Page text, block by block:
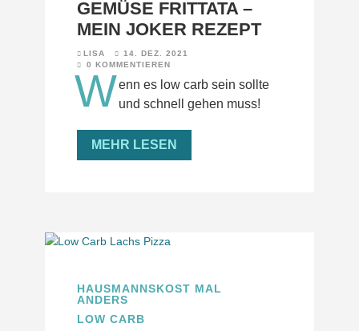
GEMÜSE FRITTATA –
MEIN JOKER REZEPT
LISA
14. DEZ. 2021
0 KOMMENTIEREN
Wenn es low carb sein sollte
und schnell gehen muss!
MEHR LESEN
HAUSMANNSKOST MAL
ANDERS
LOW CARB